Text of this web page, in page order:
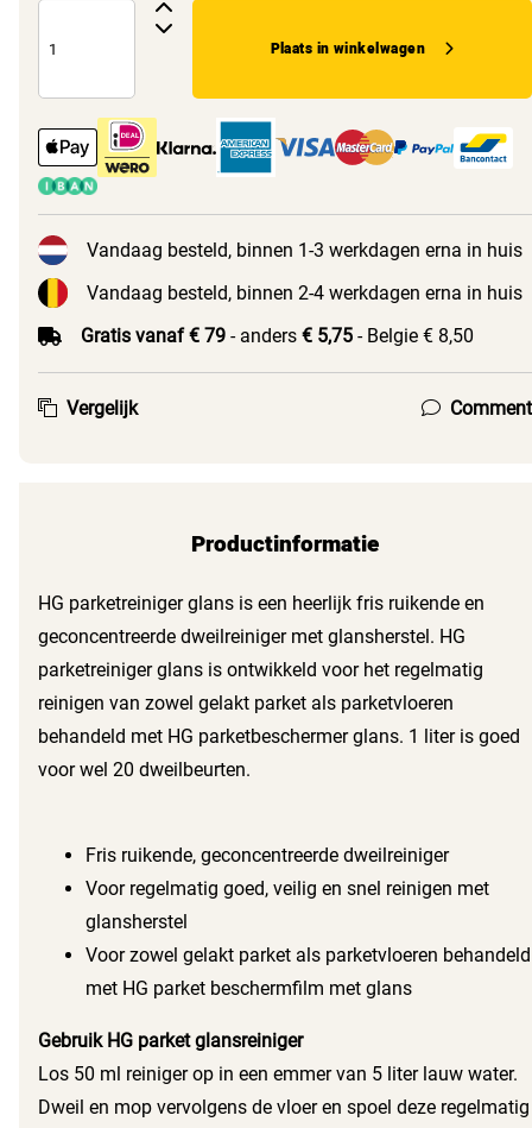
Plaats in winkelwagen
Vandaag besteld, binnen 1-3 werkdagen erna in huis
Vandaag besteld, binnen 2-4 werkdagen erna in huis
Gratis vanaf € 79 - anders € 5,75 - Belgie € 8,50
Vergelijk Comment
Productinformatie
HG parketreiniger glans is een heerlijk fris ruikende en
geconcentreerde dweilreiniger met glansherstel. HG
parketreiniger glans is ontwikkeld voor het regelmatig
reinigen van zowel gelakt parket als parketvloeren
behandeld met HG parketbeschermer glans. 1 liter is goed
voor wel 20 dweilbeurten.
Fris ruikende, geconcentreerde dweilreiniger
Voor regelmatig goed, veilig en snel reinigen met
glansherstel
Voor zowel gelakt parket als parketvloeren behandeld
met HG parket beschermfilm met glans
Gebruik HG parket glansreiniger
Los 50 ml reiniger op in een emmer van 5 liter lauw water.
Dweil en mop vervolgens de vloer en spoel deze regelmatig